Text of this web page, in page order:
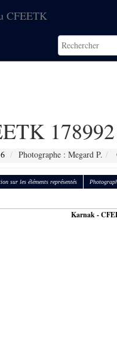
CFEETK
178992
Photographe : Megard P.
sur les éléments représentés